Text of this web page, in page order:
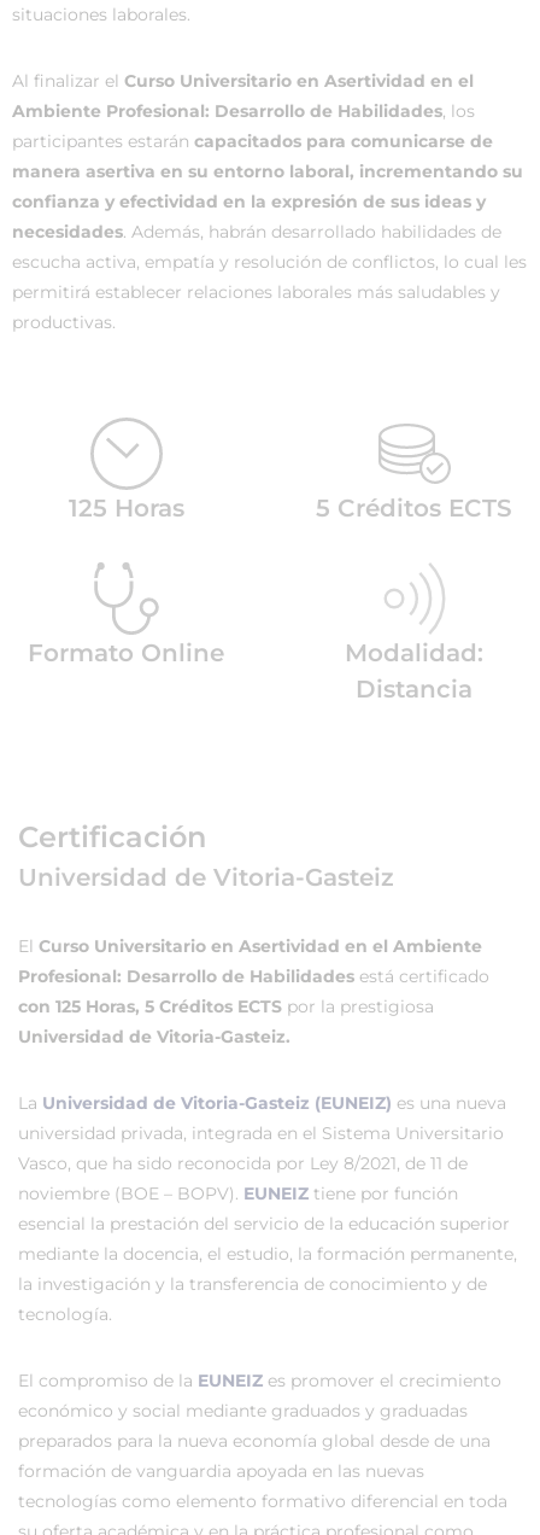
situaciones laborales.
Al finalizar el Curso Universitario en Asertividad en el
Ambiente Profesional: Desarrollo de Habilidades, los
participantes estarán capacitados para comunicarse de
manera asertiva en su entorno laboral, incrementando su
confianza y efectividad en la expresión de sus ideas y
necesidades. Además, habrán desarrollado habilidades de
escucha activa, empatía y resolución de conflictos, lo cual les
permitirá establecer relaciones laborales más saludables y
productivas.
125 Horas 5 Créditos ECTS
Formato Online
Modalidad:
Distancia
Certificación
Universidad de Vitoria-Gasteiz
El Curso Universitario en Asertividad en el Ambiente
Profesional: Desarrollo de Habilidades está certificado
con 125 Horas, 5 Créditos ECTS por la prestigiosa
Universidad de Vitoria-Gasteiz.
La Universidad de Vitoria-Gasteiz (EUNEIZ) es una nueva
universidad privada, integrada en el Sistema Universitario
Vasco, que ha sido reconocida por Ley 8/2021, de 11 de
noviembre (BOE – BOPV). EUNEIZ tiene por función
esencial la prestación del servicio de la educación superior
mediante la docencia, el estudio, la formación permanente,
la investigación y la transferencia de conocimiento y de
tecnología.
El compromiso de la EUNEIZ es promover el crecimiento
económico y social mediante graduados y graduadas
preparados para la nueva economía global desde de una
formación de vanguardia apoyada en las nuevas
tecnologías como elemento formativo diferencial en toda